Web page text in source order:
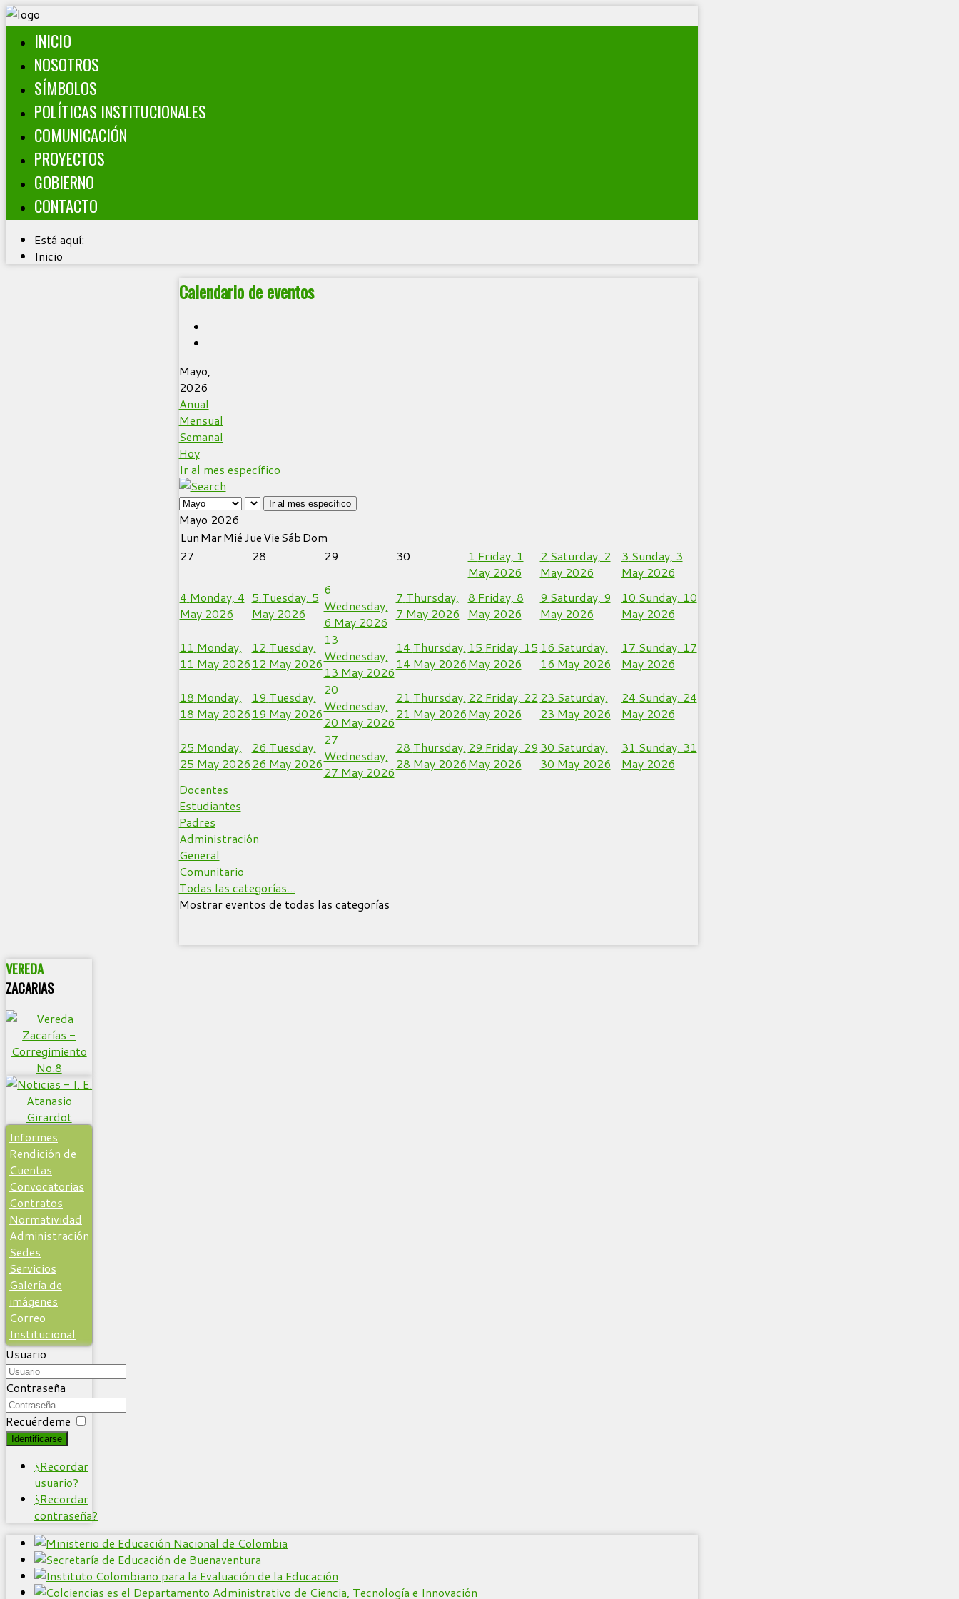
INICIO
NOSOTROS
SÍMBOLOS
POLÍTICAS INSTITUCIONALES
COMUNICACIÓN
PROYECTOS
GOBIERNO
CONTACTO
Está aquí:
Inicio
Calendario de eventos
Mayo,
2026
Anual
Mensual
Semanal
Hoy
Ir al mes específico
Ir al mes específico
Mayo 2026
LunMarMiéJueVieSábDom
27
28 29 30 1 Friday, 1
May 2026
2 Saturday, 2
May 2026
3 Sunday, 3
May 2026
4 Monday, 4
May 2026
5 Tuesday, 5
May 2026
6
Wednesday,
6 May 2026
7 Thursday,
7 May 2026
8 Friday, 8
May 2026
9 Saturday, 9
May 2026
10 Sunday, 10
May 2026
11 Monday,
11 May 2026
12 Tuesday,
12 May 2026
13
Wednesday,
13 May 2026
14 Thursday,
14 May 2026
15 Friday, 15
May 2026
16 Saturday,
16 May 2026
17 Sunday, 17
May 2026
18 Monday,
18 May 2026
19 Tuesday,
19 May 2026
20
Wednesday,
20 May 2026
21 Thursday,
21 May 2026
22 Friday, 22
May 2026
23 Saturday,
23 May 2026
24 Sunday, 24
May 2026
25 Monday,
25 May 2026
26 Tuesday,
26 May 2026
27
Wednesday,
27 May 2026
28 Thursday,
28 May 2026
29 Friday, 29
May 2026
30 Saturday,
30 May 2026
31 Sunday, 31
May 2026
Docentes
Estudiantes
Padres
Administración
General
Comunitario
Todas las categorías...
Mostrar eventos de todas las categorías
VEREDA
ZACARIAS
Informes
Rendición de
Cuentas
Convocatorias
Contratos
Normatividad
Administración
Sedes
Servicios
Galería de
imágenes
Correo
Institucional
Usuario
Contraseña
Recuérdeme
Identificarse
¿Recordar
usuario?
¿Recordar
contraseña?